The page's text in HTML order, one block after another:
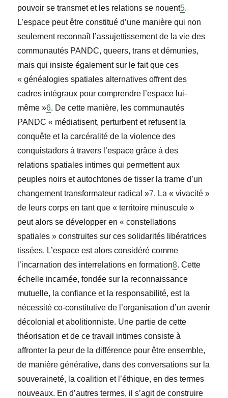
pouvoir se transmet et les relations se nouent5.
L’espace peut être constitué d’une manière qui non
seulement reconnaît l’assujettissement de la vie des
communautés PANDC, queers, trans et démunies,
mais qui insiste également sur le fait que ces
« généalogies spatiales alternatives offrent des
cadres intégraux pour comprendre l’espace lui-
même »6. De cette manière, les communautés
PANDC « médiatisent, perturbent et refusent la
conquête et la carcéralité de la violence des
conquistadors à travers l’espace grâce à des
relations spatiales intimes qui permettent aux
peuples noirs et autochtones de tisser la trame d’un
changement transformateur radical »7. La « vivacité »
de leurs corps en tant que « territoire minuscule »
peut alors se développer en « constellations
spatiales » construites sur ces solidarités libératrices
tissées. L’espace est alors considéré comme
l’incarnation des interrelations en formation8. Cette
échelle incarnée, fondée sur la reconnaissance
mutuelle, la confiance et la responsabilité, est la
nécessité co-constitutive de l’organisation d’un avenir
décolonial et abolitionniste. Une partie de cette
théorisation et de ce travail intimes consiste à
affronter la peur de la différence pour être ensemble,
de manière générative, dans des conversations sur la
souveraineté, la coalition et l’éthique, en des termes
nouveaux. En d’autres termes, il s’agit de construire